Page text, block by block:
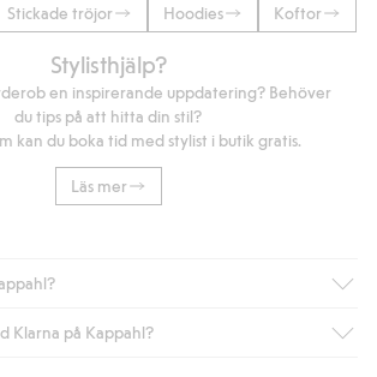
Stickade tröjor Hoodies Koftor
Stylisthjälp?
en inspirerande uppdatering? Behöver
du tips på att hitta din stil?
kan du boka tid med stylist i butik gratis.
Läs mer
Club har du alltid gratis frakt till butik
Klarna på Kappahl?